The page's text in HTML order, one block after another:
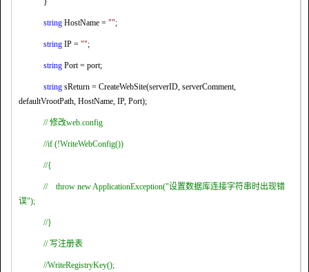
string HostName = "";
string IP = "";
string Port = port;
string sReturn = CreateWebSite(serverID, serverComment,
defaultVrootPath, HostName, IP, Port);
//修改web.config
//if (!WriteWebConfig())
//{
// throw new ApplicationException("设置数据库连接字符串时出现错
误");
//}
// 写注册表
//WriteRegistryKey();